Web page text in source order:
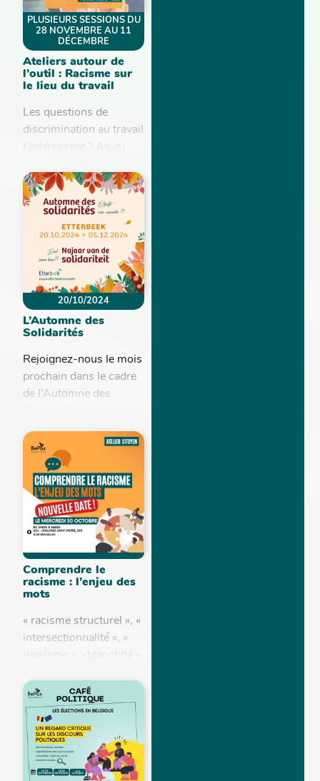
PLUSIEURS SESSIONS DU
28 NOVEMBRE AU 11
DÉCEMBRE
Ateliers autour de
l’outil : Racisme sur
le lieu du travail
Les questions de
discrimination au travail
t’intéressent ? As-tu
témoin de
discriminations et
aimerais-tu partager
ton expérience tout en
contribuant à...
20/10/2024
L’Automne des
Solidarités
Rejoignez-nous le mois
prochain dans le cadre
de l’Automne des
par la commune
d'Etterbeek. Durant
deux mois, une
trentaine d'associations
et de services...
Comprendre le
racisme : l’enjeu des
mots
« racisme structurel », «
intersectionnalité », «
policières », «
oppression », … Tu
entends...